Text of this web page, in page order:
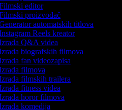
editor
proizvođač
automatskih titlova
Reels kreator
Q&A videa
biografskih filmova
fan videozapisa
filmova
filmskih trailera
fitness videa
horor filmova
komedija